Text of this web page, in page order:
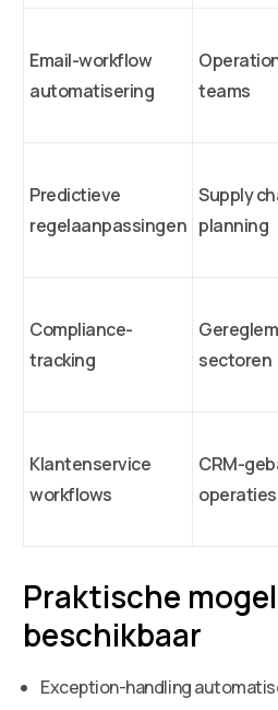
Email-workflow
automatisering
teams
Predictieve
regelaanpassingen
Supply
planning
Compliance-
tracking
sectoren
Klantenservice
workflows
CRM-
operaties
Praktische
beschikbaar
Exception-handling